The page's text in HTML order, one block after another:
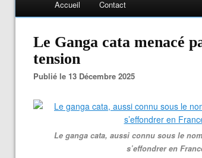
Accueil Contact
Le Ganga cata menacé
tension
Publié le 13 Décembre 2025
Le ganga cata, aussi connu sous le
s’effondrer en